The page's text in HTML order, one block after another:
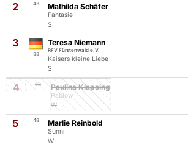
2 43 Mathilda Schäfer
Fantasie
S
3
38
Teresa Niemann
RFV Fürstenwald e.V.
Kaisers kleine Liebe
S
4 52 Paulina Klapsing
Pablow
W
5 48 Marlie Reinbold
Sunni
W